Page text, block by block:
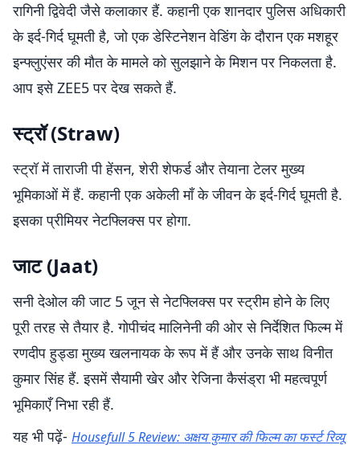
रागिनी द्विवेदी जैसे कलाकार हैं. कहानी एक शानदार पुलिस अधिकारी
के इर्द-गिर्द घूमती है, जो एक डेस्टिनेशन वेडिंग के दौरान एक मशहूर
इन्फ्लुएंसर की मौत के मामले को सुलझाने के मिशन पर निकलता है.
आप इसे ZEE5 पर देख सकते हैं.
स्ट्रॉ (Straw)
स्ट्रॉ में ताराजी पी हेंसन, शेरी शेफर्ड और तेयाना टेलर मुख्य
भूमिकाओं में हैं. कहानी एक अकेली माँ के जीवन के इर्द-गिर्द घूमती है.
इसका प्रीमियर नेटफ्लिक्स पर होगा.
जाट (Jaat)
सनी देओल की जाट 5 जून से नेटफ्लिक्स पर स्ट्रीम होने के लिए
पूरी तरह से तैयार है. गोपीचंद मालिनेनी की ओर से निर्देशित फिल्म में
रणदीप हुड्डा मुख्य खलनायक के रूप में हैं और उनके साथ विनीत
कुमार सिंह हैं. इसमें सैयामी खेर और रेजिना कैसंड्रा भी महत्वपूर्ण
भूमिकाएँ निभा रही हैं.
यह भी पढ़ें- Housefull 5 Review: अक्षय कुमार की फिल्म का फर्स्ट रिव्यू